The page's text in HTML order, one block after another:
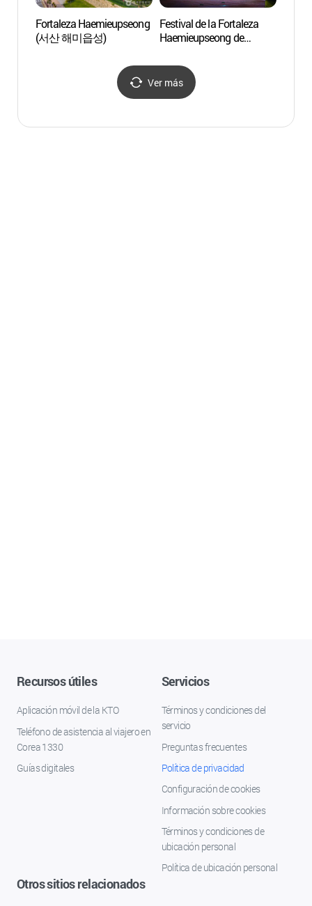
Fortaleza Haemieupseong
(서산 해미읍성)
Festival de la Fortaleza
Haemieupseong de
(서산해미읍성축제)
Ver más
Recursos útiles
Aplicación móvil de la KTO
Teléfono de asistencia al viajero en
Corea 1330
Guías digitales
Servicios
Términos y condiciones del
servicio
Preguntas frecuentes
Política de privacidad
Configuración de cookies
Información sobre cookies
Términos y condiciones de
ubicación personal
Política de ubicación personal
Otros sitios relacionados